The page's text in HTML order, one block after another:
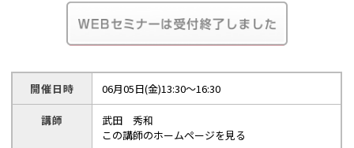
開催日時 06月05日(金)13:30～16:30
講師
武田 秀和
この講師のホームページを見る